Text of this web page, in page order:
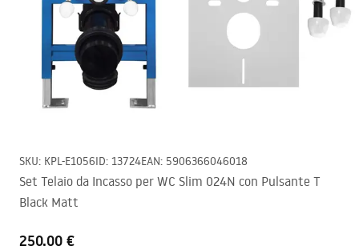
SKU: KPL-E1056ID: 13724EAN: 5906366046018
Set Telaio da Incasso per WC Slim 024N con Pulsante T
Black Matt
250,00 €